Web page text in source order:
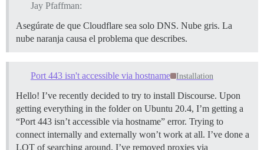
Jay Pfaffman:
Asegúrate de que Cloudflare sea solo DNS. Nube gris. La
nube naranja causa el problema que describes.
Port 443 isn't accessible via hostname Installation
Hello! I’ve recently decided to try to install Discourse. Upon
getting everything in the folder on Ubuntu 20.4, I’m getting a
“Port 443 isn’t accessible via hostname” error. Trying to
connect internally and externally won’t work at all. I’ve done a
LOT of searching around. I’ve removed proxies via